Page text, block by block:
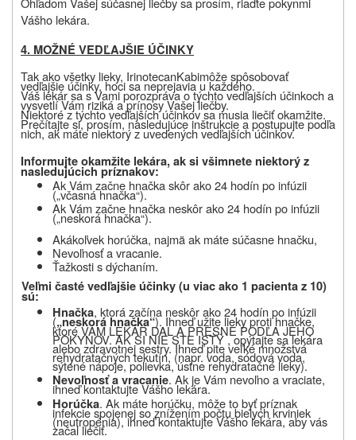
Vášho lekára.
4. MOŽNÉ VEDĽAJŠIE ÚČINKY
Tak ako všetky lieky, IrinotecanKabimôže spôsobovať
vedľajšie účinky, hoci sa neprejavia u každého.
Váš lekár sa s Vami porozpráva o týchto vedľajších účinkoch a
vysvetlí Vám riziká a prínosy Vašej liečby.
Niektoré z týchto vedľajších účinkov sa musia liečiť okamžite.
Prečítajte si, prosím, nasledujúce inštrukcie a postupujte podľa
nich, ak máte niektorý z uvedených vedľajších účinkov.
Informujte okamžite lekára, ak si všimnete niektorý z
nasledujúcich príznakov:
Ak Vám začne hnačka skôr ako 24 hodín po infúzii
(„včasná hnačka“).
Ak Vám začne hnačka neskôr ako 24 hodín po infúzii
(„neskorá hnačka“).
Akákoľvek horúčka, najmä ak máte súčasne hnačku,
Nevoľnosť a vracanie.
Ťažkosti s dýchaním.
Veľmi časté vedľajšie účinky (u viac ako 1 pacienta z 10)
sú:
Hnačka, ktorá začína neskôr ako 24 hodín po infúzii
(„neskoráhnačka“). Ihneď užite lieky proti hnačke,
ktoré VÁM LEKÁR DAL A PRESNE PODĽA JEHO
POKYNOV. AK SI NIE STE ISTÝ , opýtajte sa lekára
alebo zdravotnej sestry. Ihneď pite veľké množstvá
rehydratačných tekutín, (napr. voda, sódová voda,
sýtené nápoje, polievka, ústne rehydratačné lieky).
Nevoľnosť a vracanie. Ak je Vám nevoľno a vraciate,
ihneď kontaktujte Vášho lekára.
Horúčka. Ak máte horúčku, môže to byť príznak
infekcie spojenej so znížením počtu bielych krviniek
(neutropénia), ihneď kontaktujte Vášho lekára, aby vás
začal liečiť.